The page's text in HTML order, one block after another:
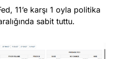
11’e karşı 1 oyla politika
sabit tuttu.